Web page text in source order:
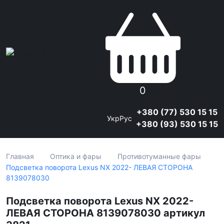
0
УкрРус
+380 (77) 530 15 15
+380 (93) 530 15 15
Главная Оптика и фары
Противотуманные фары
Подсветка поворота Lexus NX 2022- ЛЕВАЯ СТОРОНА
8139078030
Подсветка поворота Lexus NX 2022-
ЛЕВАЯ СТОРОНА 8139078030 артикул